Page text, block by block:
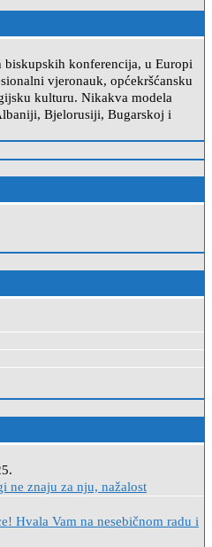
biskupskih konferencija, u Europi
vjeronauk, općekršćansku
kulturu. Nikakva modela
Bjelorusiji, Bugarskoj i
ne znaju za nju, nažalost
Hvala Vam na nesebičnom radu i